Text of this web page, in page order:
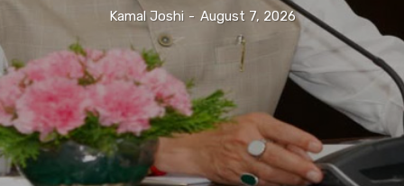
Kamal Joshi - August 7, 2026